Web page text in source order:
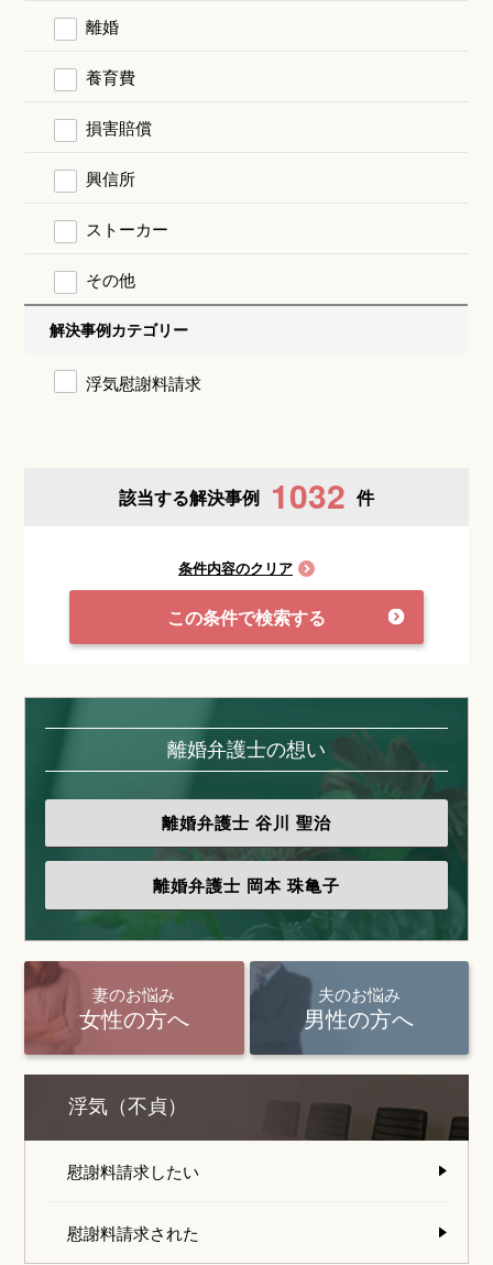
離婚
養育費
損害賠償
興信所
ストーカー
その他
解決事例カテゴリー
浮気慰謝料請求
該当する解決事例 1032 件
条件内容のクリア
この条件で検索する
離婚弁護士の想い
離婚弁護士 谷川 聖治
離婚弁護士 岡本 珠亀子
妻のお悩み
女性の方へ
夫のお悩み
男性の方へ
浮気（不貞）
慰謝料請求したい
慰謝料請求された